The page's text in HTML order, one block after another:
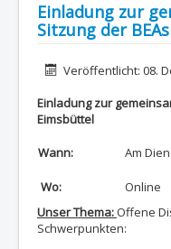
Einladung zur
Sitzung der
DetailsVeröffentlicht: 08.
Einladung zur
Eimsbüttel
Wann: Am
Wo:
Online
Unser Thema:Offene
Schwerpunkten: